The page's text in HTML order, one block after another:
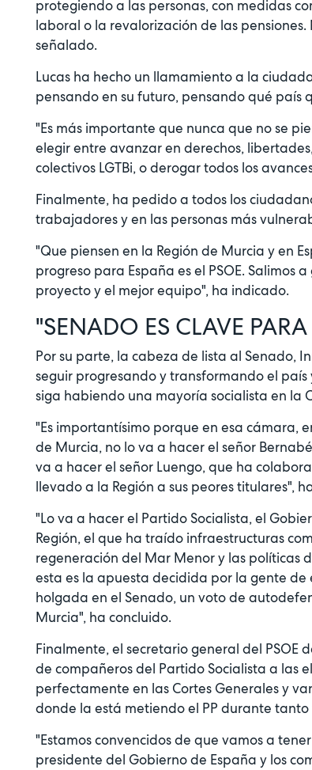
protegiendo a las personas, con medidas
laboral o la revalorización de las
señalado.
Lucas ha hecho un llamamiento a la
pensando en su futuro, pensando qué país
"Es más importante que nunca que no se
elegir entre avanzar en derechos,
colectivos LGTBi, o derogar todos los
Finalmente, ha pedido a todos los
trabajadores y en las personas más
"Que piensen en la Región de Murcia y en
progreso para España es el PSOE. Salimos
proyecto y el mejor equipo", ha indicado.
"SENADO ES CLAVE
Por su parte, la cabeza de lista al Senado,
seguir progresando y transformando el
siga habiendo una mayoría socialista en la
"Es importantísimo porque en esa cámara,
de Murcia, no lo va a hacer el señor
va a hacer el señor Luengo, que ha
llevado a la Región a sus peores titulares",
"Lo va a hacer el Partido Socialista, el
Región, el que ha traído infraestructuras
regeneración del Mar Menor y las políticas
esta es la apuesta decidida por la gente
holgada en el Senado, un voto de
Murcia", ha concluido.
Finalmente, el secretario general del PSOE
de compañeros del Partido Socialista a las
perfectamente en las Cortes Generales y
donde la está metiendo el PP durante
"Estamos convencidos de que vamos a
presidente del Gobierno de España y los